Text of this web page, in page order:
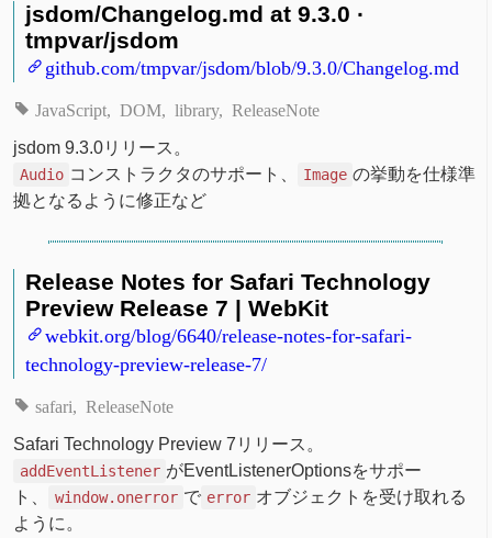
jsdom/Changelog.md at 9.3.0 ·
tmpvar/jsdom
github.com/tmpvar/jsdom/blob/9.3.0/Changelog.md
JavaScript DOM library ReleaseNote
jsdom 9.3.0リリース。
Audio コンストラクタのサポート、 Image の挙動を仕様準
拠となるように修正など
Release Notes for Safari Technology
Preview Release 7 | WebKit
webkit.org/blog/6640/release-notes-for-safari-
technology-preview-release-7/
safari ReleaseNote
Safari Technology Preview 7リリース。
addEventListener がEventListenerOptionsをサポー
ト、
window.onerror で error オブジェクトを受け取れる
ように。